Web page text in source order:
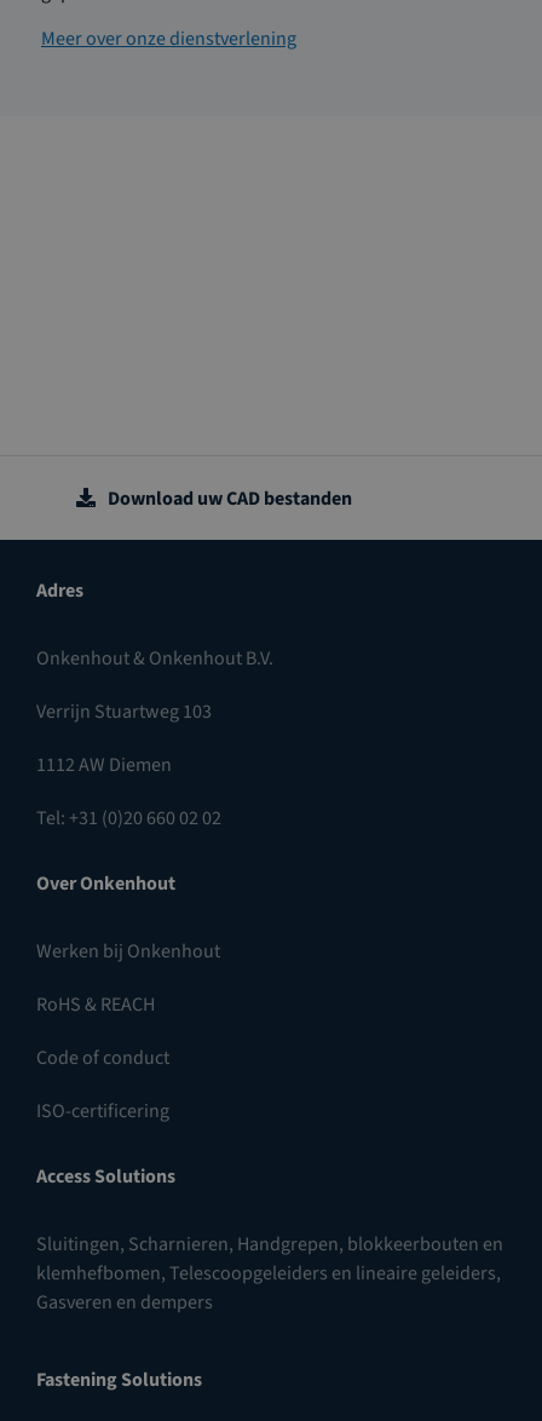
Meer over onze dienstverlening
Download uw CAD bestanden
Adres
Onkenhout & Onkenhout B.V.
Verrijn Stuartweg 103
1112 AW Diemen
Tel: +31 (0)20 660 02 02
Over Onkenhout
Werken bij Onkenhout
RoHS & REACH
Code of conduct
ISO-certificering
Access Solutions
Sluitingen, Scharnieren, Handgrepen, blokkeerbouten en
klemhefbomen,Telescoopgeleiders en lineaire geleiders,
Gasveren en dempers
Fastening Solutions